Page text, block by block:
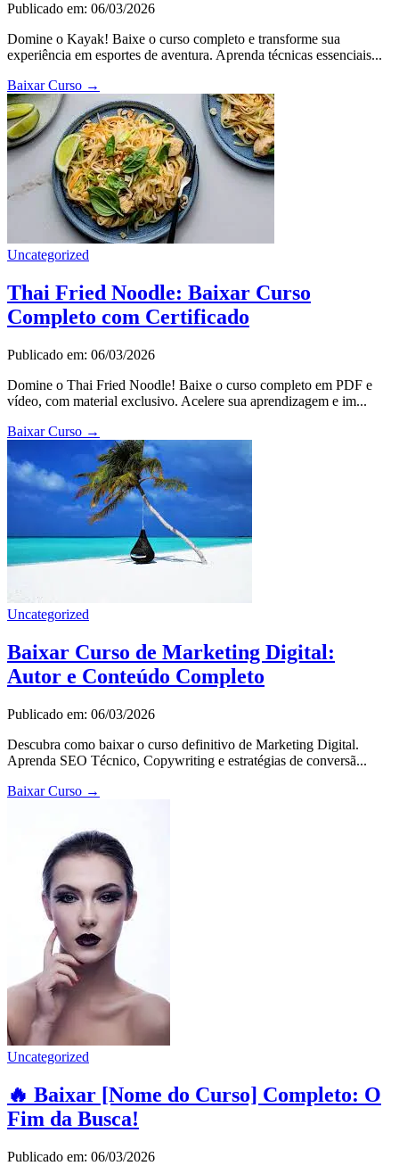
Publicado em: 06/03/2026
Domine o Kayak! Baixe o curso completo e transforme sua
experiência em esportes de aventura. Aprenda técnicas essenciais...
Baixar Curso →
Uncategorized
Thai Fried Noodle: Baixar Curso
Completo com Certificado
Publicado em: 06/03/2026
Domine o Thai Fried Noodle! Baixe o curso completo em PDF e
vídeo, com material exclusivo. Acelere sua aprendizagem e im...
Baixar Curso →
Uncategorized
Baixar Curso de Marketing Digital:
Autor e Conteúdo Completo
Publicado em: 06/03/2026
Descubra como baixar o curso definitivo de Marketing Digital.
Aprenda SEO Técnico, Copywriting e estratégias de conversã...
Baixar Curso →
Uncategorized
🔥 Baixar [Nome do Curso] Completo: O
Fim da Busca!
Publicado em: 06/03/2026